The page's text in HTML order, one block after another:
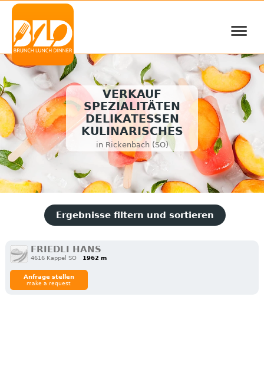
≡
VERKAUF
SPEZIALITÄTEN
DELIKATESSEN
KULINARISCHES
in Rickenbach (SO)
Ergebnisse filtern und sortieren
FRIEDLI HANS
4616 Kappel SO 1962 m
Anfrage stellen
make a request